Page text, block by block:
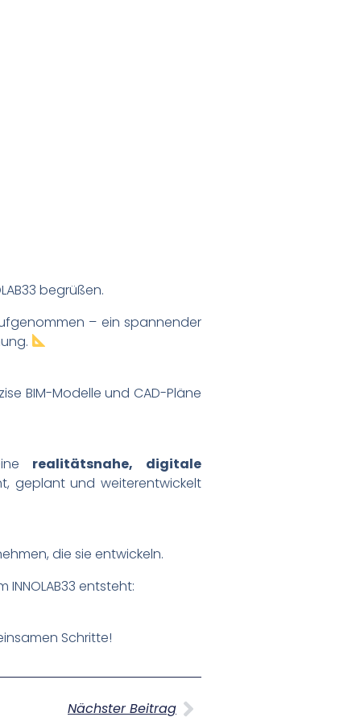
begrüßen.
– ein spannender
BIM-Modelle und CAD-Pläne
realitätsnahe, digitale
geplant und weiterentwickelt
die sie entwickeln.
entsteht:
Schritte!
Nächster Beitrag